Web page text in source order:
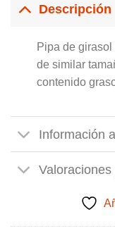
Descripción
Pipa de
de similar
contenido
Información
Valoraciones